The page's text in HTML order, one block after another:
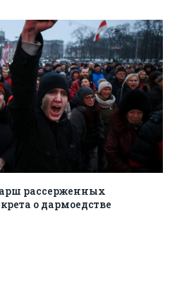
рассерженных
о дармоедстве